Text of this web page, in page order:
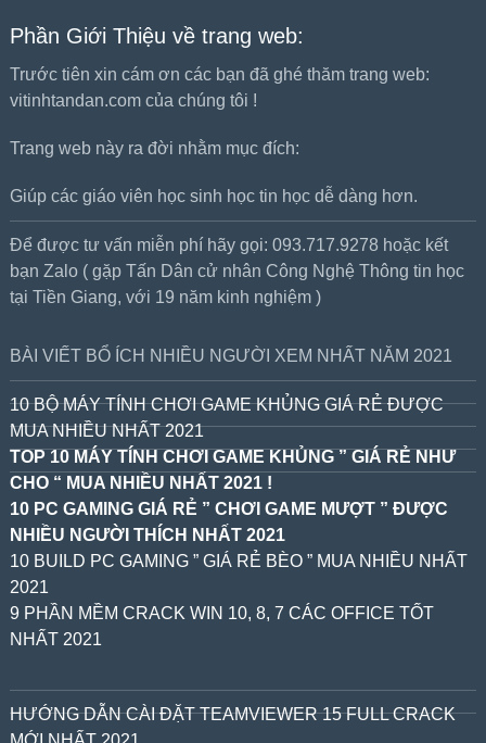
Phần Giới Thiệu về trang web:
Trước tiên xin cám ơn các bạn đã ghé thăm trang web:
vitinhtandan.com của chúng tôi !
Trang web này ra đời nhằm mục đích:
Giúp các giáo viên học sinh học tin học dễ dàng hơn.
Để được tư vấn miễn phí hãy gọi: 093.717.9278 hoặc kết
bạn Zalo ( gặp Tấn Dân cử nhân Công Nghệ Thông tin học
tại Tiền Giang, với 19 năm kinh nghiệm )
BÀI VIẾT BỔ ÍCH NHIỀU NGƯỜI XEM NHẤT NĂM 2021
10 BỘ MÁY TÍNH CHƠI GAME KHỦNG GIÁ RẺ ĐƯỢC
MUA NHIỀU NHẤT 2021
TOP 10 MÁY TÍNH CHƠI GAME KHỦNG ” GIÁ RẺ NHƯ
CHO “ MUA NHIỀU NHẤT 2021 !
10 PC GAMING GIÁ RẺ ” CHƠI GAME MƯỢT ” ĐƯỢC
NHIỀU NGƯỜI THÍCH NHẤT 2021
10 BUILD PC GAMING ” GIÁ RẺ BÈO ” MUA NHIỀU NHẤT
2021
9 PHẦN MỀM CRACK WIN 10, 8, 7 CÁC OFFICE TỐT
NHẤT 2021
HƯỚNG DẪN CÀI ĐẶT TEAMVIEWER 15 FULL CRACK